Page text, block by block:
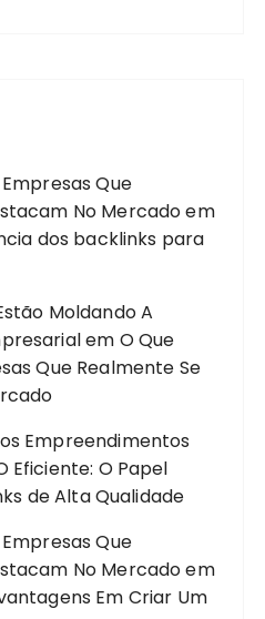
Que
No Mercadoem
dos backlinks para
Moldando A
em O Que
Que Realmente Se
Empreendimentos
Eficiente: O Papel
de Alta Qualidade
Que
No Mercadoem
Em Criar Um